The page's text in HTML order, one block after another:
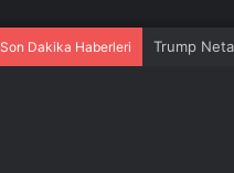
Son Dakika Haberleri